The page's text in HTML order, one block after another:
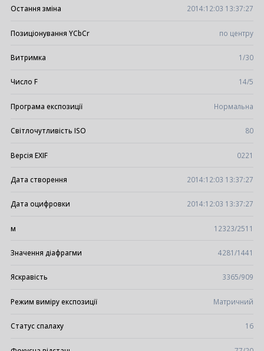
Остання зміна 2014:12:03 13:37:27
Позиціонування YCbCr по центру
Витримка 1/30
Число F 14/5
Програма експозиції Нормальна
Світлочутливість ISO 80
Версія EXIF 0221
Дата створення 2014:12:03 13:37:27
Дата оцифровки 2014:12:03 13:37:27
м 12323/2511
Значення діафрагми 4281/1441
Яскравість 3365/909
Режим виміру експозиції Матричний
Статус спалаху 16